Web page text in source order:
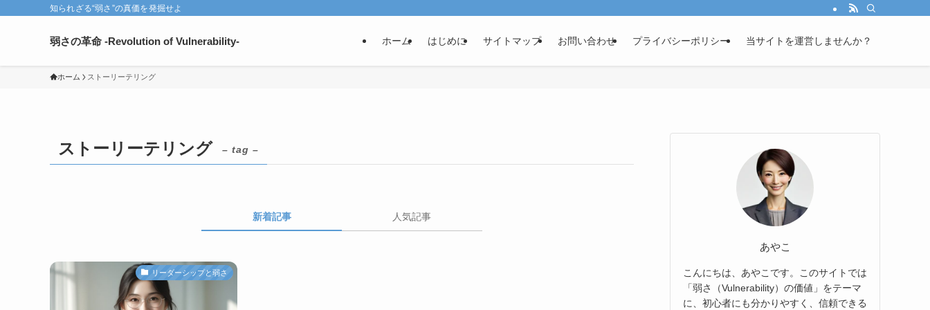
知られざる“弱さ”の真価を発掘せよ
弱さの革命 -Revolution of Vulnerability- ホーム はじめに サイトマップ お問い合わせ プライバシーポリシー 当サイトを運営しませんか？
ホーム ストーリーテリング
ストーリーテリング – tag –
新着記事 人気記事
リーダーシップと弱さ
あやこ
こんにちは、あやこです。このサイトでは
「弱さ（Vulnerability）の価値」をテーマ
に、初心者にも分かりやすく、信頼できる